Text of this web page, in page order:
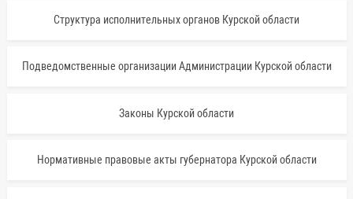
Структура исполнительных органов Курской области
Подведомственные организации Администрации Курской области
Законы Курской области
Нормативные правовые акты губернатора Курской области